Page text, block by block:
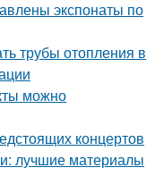
экспонаты по
трубы отопления в
можно
концертов
лучшие материалы